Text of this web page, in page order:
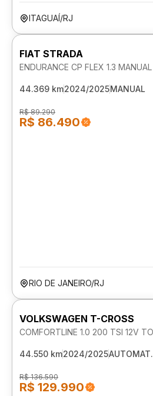
ITAGUAÍ/RJ
FIAT STRADA
ENDURANCE CP FLEX 1.3 MANUAL
44.369 km2024/2025MANUAL
R$ 89.290
R$ 86.490
RIO DE JANEIRO/RJ
VOLKSWAGEN T-CROSS
44.550 km2024/2025AUTOMAT.
R$ 136.590
R$ 129.990